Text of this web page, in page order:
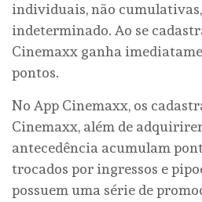
individuais, não
indeterminado. Ao se
Cinemaxx ganha
pontos.
No App Cinemaxx, os
Cinemaxx, além de
antecedência acumulam
trocados por ingressos e
possuem uma série de